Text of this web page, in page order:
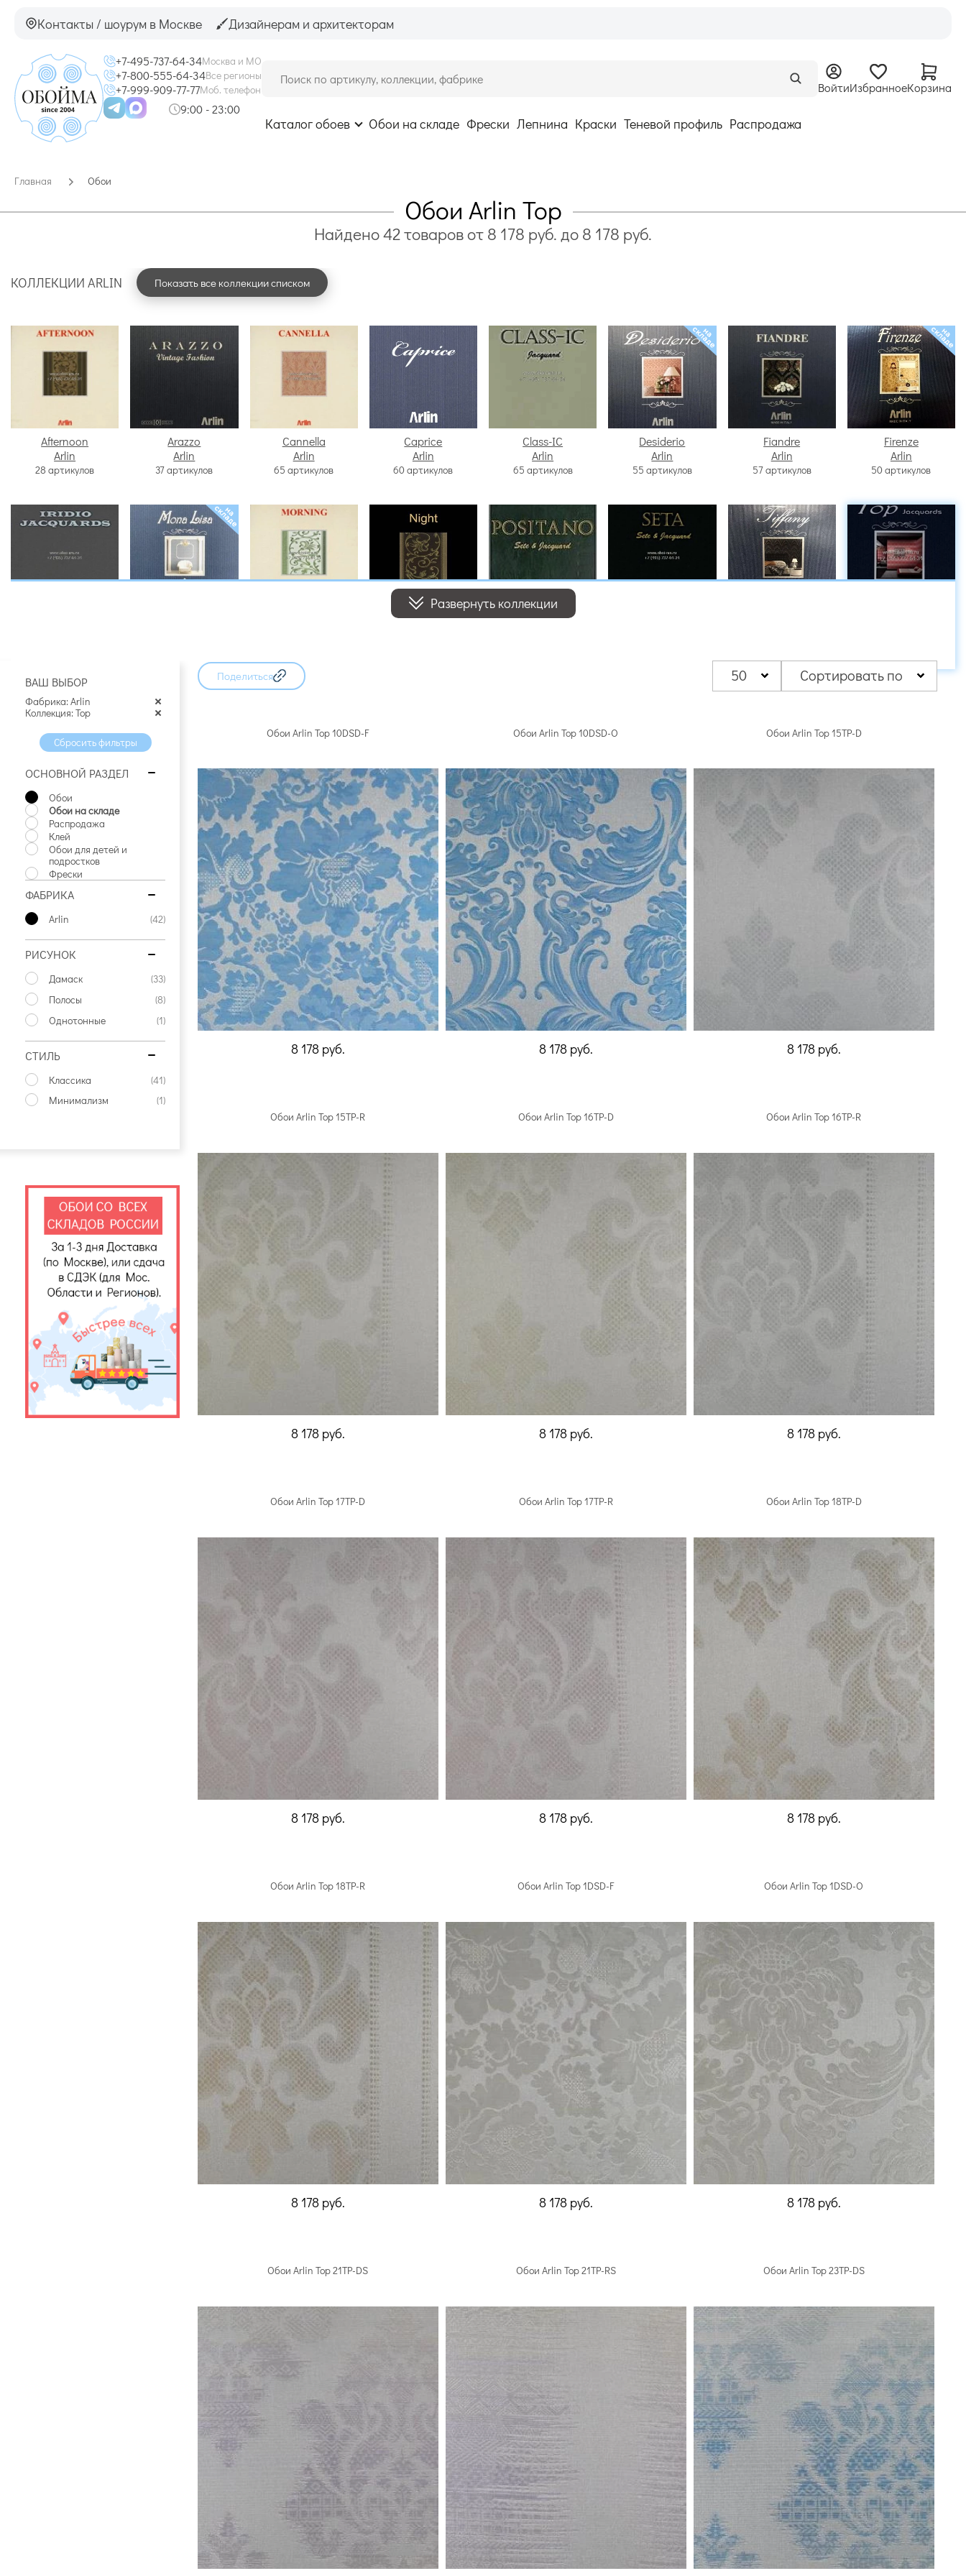
Контакты / шоурум в Москве Дизайнерам и архитекторам
+7-495-737-64-34Москва и МО
+7-800-555-64-34Все регионы
+7-999-909-77-77Моб. телефон
9:00 - 23:00
ВойтиИзбранноеКорзина
Каталог обоев Обои на складе Фрески Лепнина Краски Теневой профиль Распродажа
Главная Обои
Обои Arlin Top
Найдено42товаровот 8 178 руб. до 8 178 руб.
КОЛЛЕКЦИИ ARLIN Показать все коллекции списком
Afternoon
Arlin
28 артикулов
Arazzo
Arlin
37 артикулов
Cannella
Arlin
65 артикулов
Caprice
Arlin
60 артикулов
Class-IC
Arlin
65 артикулов
Desiderio
Arlin
55 артикулов
Fiandre
Arlin
57 артикулов
Firenze
Arlin
50 артикулов
Night
Positano
Развернуть коллекции
ВАШ ВЫБОР
Фабрика: Arlin
Коллекция: Top
Сбросить фильтры
ОСНОВНОЙ РАЗДЕЛ
Обои
Обои на складе
Распродажа
Клей
Обои для детей и
подростков
Фрески
ФАБРИКА
Arlin (42)
РИСУНОК
Дамаск
(33)
Полосы
(8)
Однотонные
(1)
СТИЛЬ
Классика
(41)
Минимализм
(1)
Поделиться 50 Сортировать по
Обои Arlin Top 10DSD-F
8 178 руб.
Обои Arlin Top 10DSD-O
8 178 руб.
Обои Arlin Top 15TP-D
8 178 руб.
Обои Arlin Top 15TP-R
8 178 руб.
Обои Arlin Top 16TP-D
8 178 руб.
Обои Arlin Top 16TP-R
8 178 руб.
Обои Arlin Top 17TP-D
8 178 руб.
Обои Arlin Top 17TP-R
8 178 руб.
Обои Arlin Top 18TP-D
8 178 руб.
Обои Arlin Top 18TP-R
8 178 руб.
Обои Arlin Top 1DSD-F
8 178 руб.
Обои Arlin Top 1DSD-O
8 178 руб.
Обои Arlin Top 21TP-DS Обои Arlin Top 21TP-RS Обои Arlin Top 23TP-DS